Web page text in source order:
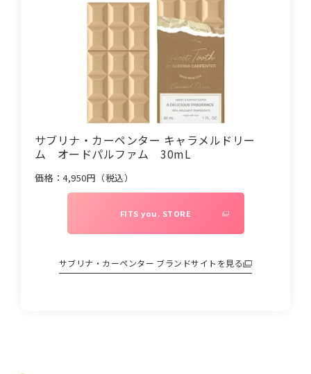
サブリナ・カーペンター キャラメルドリー
ム オードパルファム 30mL
価格：4,950円（税込）
FITS you. STORE
サブリナ・カーペンター ブランドサイトを見る